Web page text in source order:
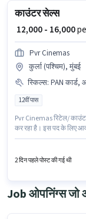
काउंटर सेल्स
₹ 12,000 - 16,000
Pvr Cinemas
कुर्ला (पश्चिम), मुंबई
स्किल्स: PAN
12वीं पास
Pvr Cinemas रिटेल/
कर रहा है। इस पद के लिए
डिग्री या सर्टिफिकेट होना
2 दिन पहले पोस्ट की गई थी
Job ओपनिंग्स जो